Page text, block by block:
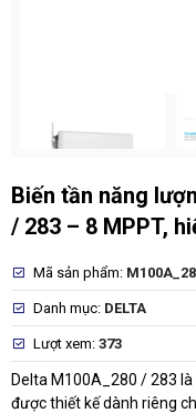
Biến tần năng
/ 283 – 8 MPPT,
Mã sản phẩm:
Danh mục: DELTA
Lượt xem: 373
Delta M100A_280 / 283
được thiết kế dành riêng